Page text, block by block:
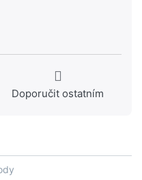
Doporučit ostatním